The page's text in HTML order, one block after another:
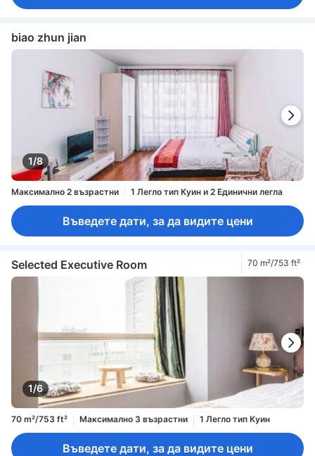
biao zhun jian
1/8
Максимално 2 възрастни 1 Легло тип Куин и 2 Единични легла
Въведете дати, за да видите цени
Selected Executive Room 70 m²/753 ft²
1/6
70 m²/753 ft² Максимално 3 възрастни 1 Легло тип Куин
Въведете дати, за да видите цени